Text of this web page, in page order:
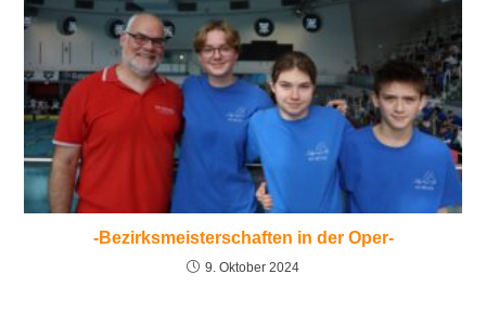
-Bezirksmeisterschaften in der Oper-
9. Oktober 2024